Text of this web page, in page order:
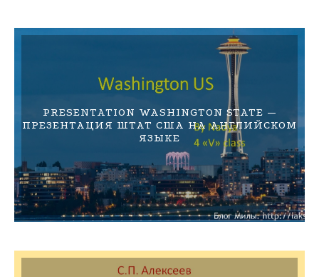
PRESENTATION WASHINGTON STATE —
ПРЕЗЕНТАЦИЯ ШТАТ США НА АНГЛИЙСКОМ
ЯЗЫКЕ